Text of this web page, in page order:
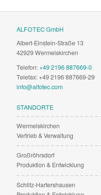
ALFOTEC GmbH
Albert-Einstein-Straße 13
42929 Wermelskirchen
Telefon:+49 2196 887669-0
Telefax: +49 2196 887669-29
info@alfotec.com
STANDORTE
Wermelskirchen
Vertrieb & Verwaltung
Großröhrsdorf
Produktion & Entwicklung
Schlitz-Hartershausen